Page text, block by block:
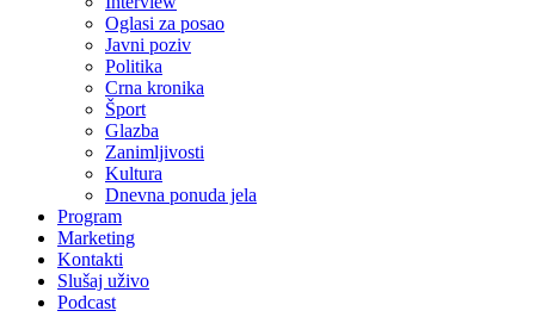
Oglasi za posao
Javni poziv
Politika
Crna kronika
Šport
Glazba
Zanimljivosti
Kultura
Dnevna ponuda jela
Program
Marketing
Kontakti
Slušaj uživo
Podcast